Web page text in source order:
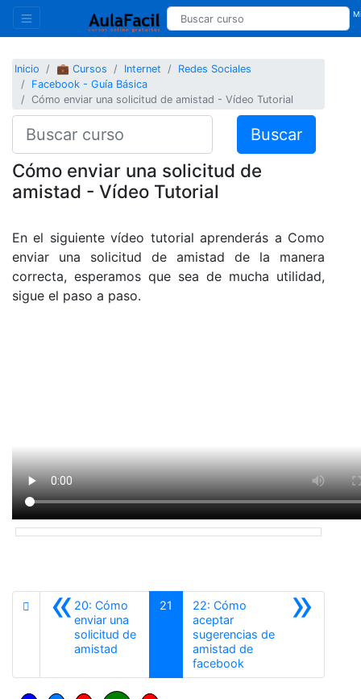
Inicio 💼 Cursos Internet
Redes Sociales
Facebook - Guía Básica
Cómo enviar una solicitud de amistad - Vídeo Tutorial
Buscar
Cómo enviar una solicitud de
amistad - Vídeo Tutorial
En el siguiente vídeo tutorial aprenderás a Como
enviar una solicitud de amistad de la manera
correcta, esperamos que sea de mucha utilidad,
sigue el paso a paso.
«20: Cómo
enviar una
solicitud de
amistad
21 »
22: Cómo
aceptar
sugerencias de
amistad de
facebook